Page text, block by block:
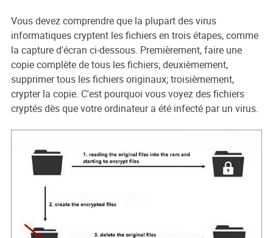
Vous devez comprendre que la plupart des virus
informatiques cryptent les fichiers en trois étapes, comme
la capture d'écran ci-dessous. Premièrement, faire une
copie complète de tous les fichiers; deuxièmement,
supprimer tous les fichiers originaux; troisièmement,
crypter la copie. C'est pourquoi vous voyez des fichiers
cryptés dès que votre ordinateur a été infecté par un virus.